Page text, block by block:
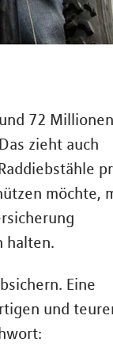
72 Millionen
zieht auch
möchte,
halten.
Eine
und